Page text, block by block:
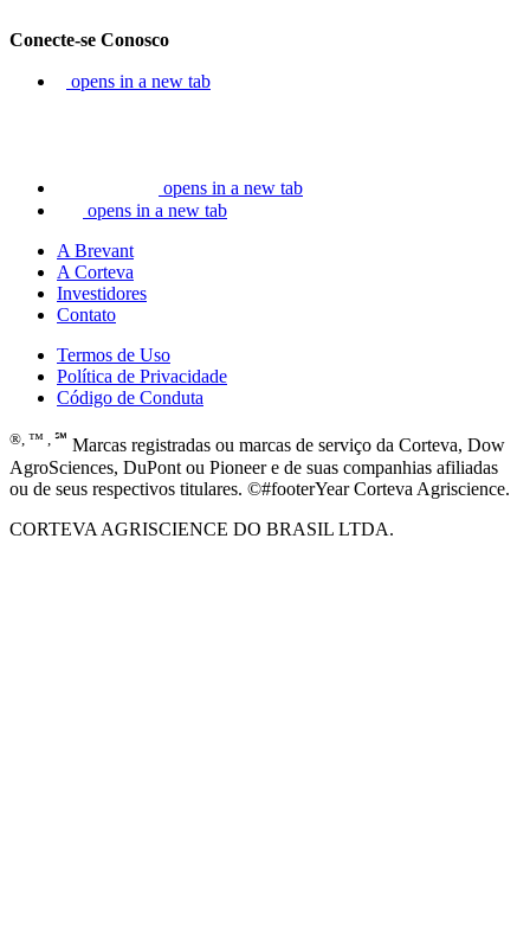
Conecte-se Conosco
opens in a new tab
opens in a new tab
opens in a new tab
A Brevant
A Corteva
Investidores
Contato
Termos de Uso
Política de Privacidade
Código de Conduta
®, ™ , ℠ Marcas registradas ou marcas de serviço da Corteva, Dow
AgroSciences, DuPont ou Pioneer e de suas companhias afiliadas
ou de seus respectivos titulares. ©#footerYear Corteva Agriscience.
CORTEVA AGRISCIENCE DO BRASIL LTDA.